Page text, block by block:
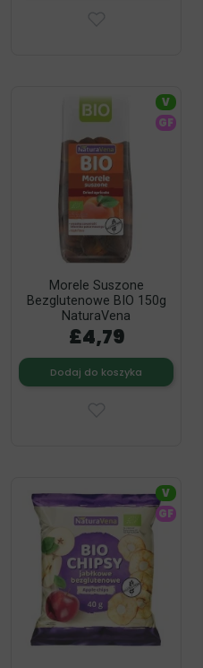
Morele Suszone
Bezglutenowe BIO 150g
NaturaVena
£4,79
Dodaj do koszyka
V
GF
V
GF